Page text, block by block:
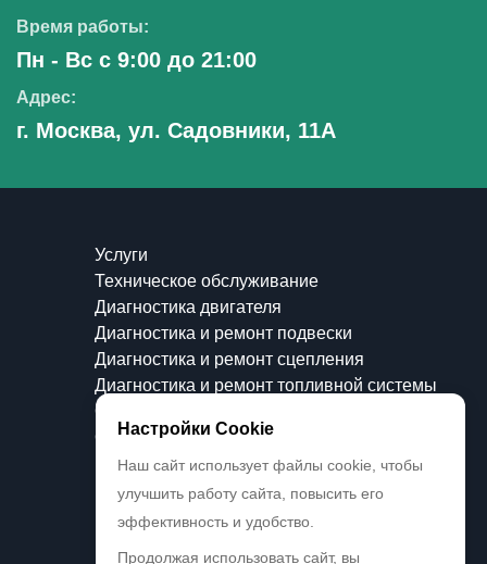
Время работы:
Пн - Вс с 9:00 до 21:00
Адрес:
г. Москва, ул. Садовники, 11А
Услуги
Техническое обслуживание
Диагностика двигателя
Диагностика и ремонт подвески
Диагностика и ремонт сцепления
Диагностика и ремонт топливной системы
Отзывы
О компании
Контакты
Реквизиты
Блог
Настройки Cookie
Наш сайт использует файлы cookie, чтобы
улучшить работу сайта, повысить его
эффективность и удобство.
Продолжая использовать сайт, вы